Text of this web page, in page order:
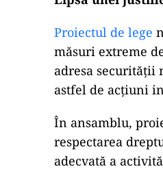
Proiectul de lege
măsuri extreme
adresa securității
astfel de acțiuni
În ansamblu,
respectarea
adecvată a